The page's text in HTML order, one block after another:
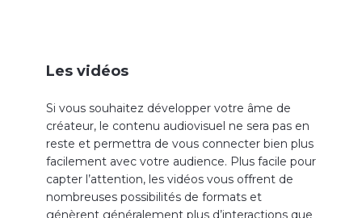
Les vidéos
Si vous souhaitez développer votre âme de
créateur, le contenu audiovisuel ne sera pas en
reste et permettra de vous connecter bien plus
facilement avec votre audience. Plus facile pour
capter l’attention, les vidéos vous offrent de
nombreuses possibilités de formats et
génèrent généralement plus d’interactions que